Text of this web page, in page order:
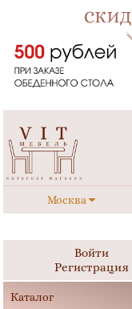
Москва
Войти
Регистрация